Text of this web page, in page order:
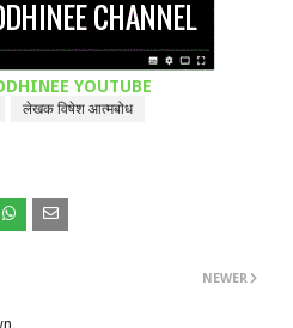
YOUTUBE
लेखक विषेश आत्मबोध
NEWER